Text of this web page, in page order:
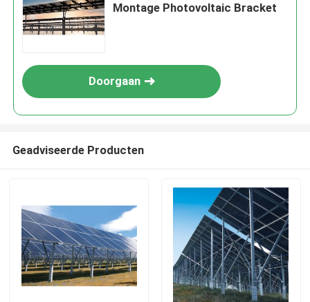
Montage Photovoltaic Bracket
Doorgaan
Geadviseerde Producten